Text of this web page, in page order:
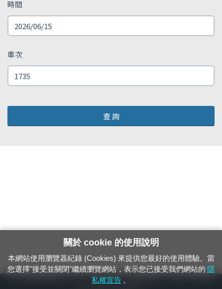
時間
車次
查 詢
24小時緊急通報電話：1933（市話、手機，僅限發現軌道、平交道、橋樑及隧
關於 cookie 的使用說明
本網站使用瀏覽器紀錄 (Cookies) 來提供您最好的使用體驗。當
您選擇"接受並關閉"繼續瀏覽網站，表示您已接受我們網站的 隱
私權宣告 。